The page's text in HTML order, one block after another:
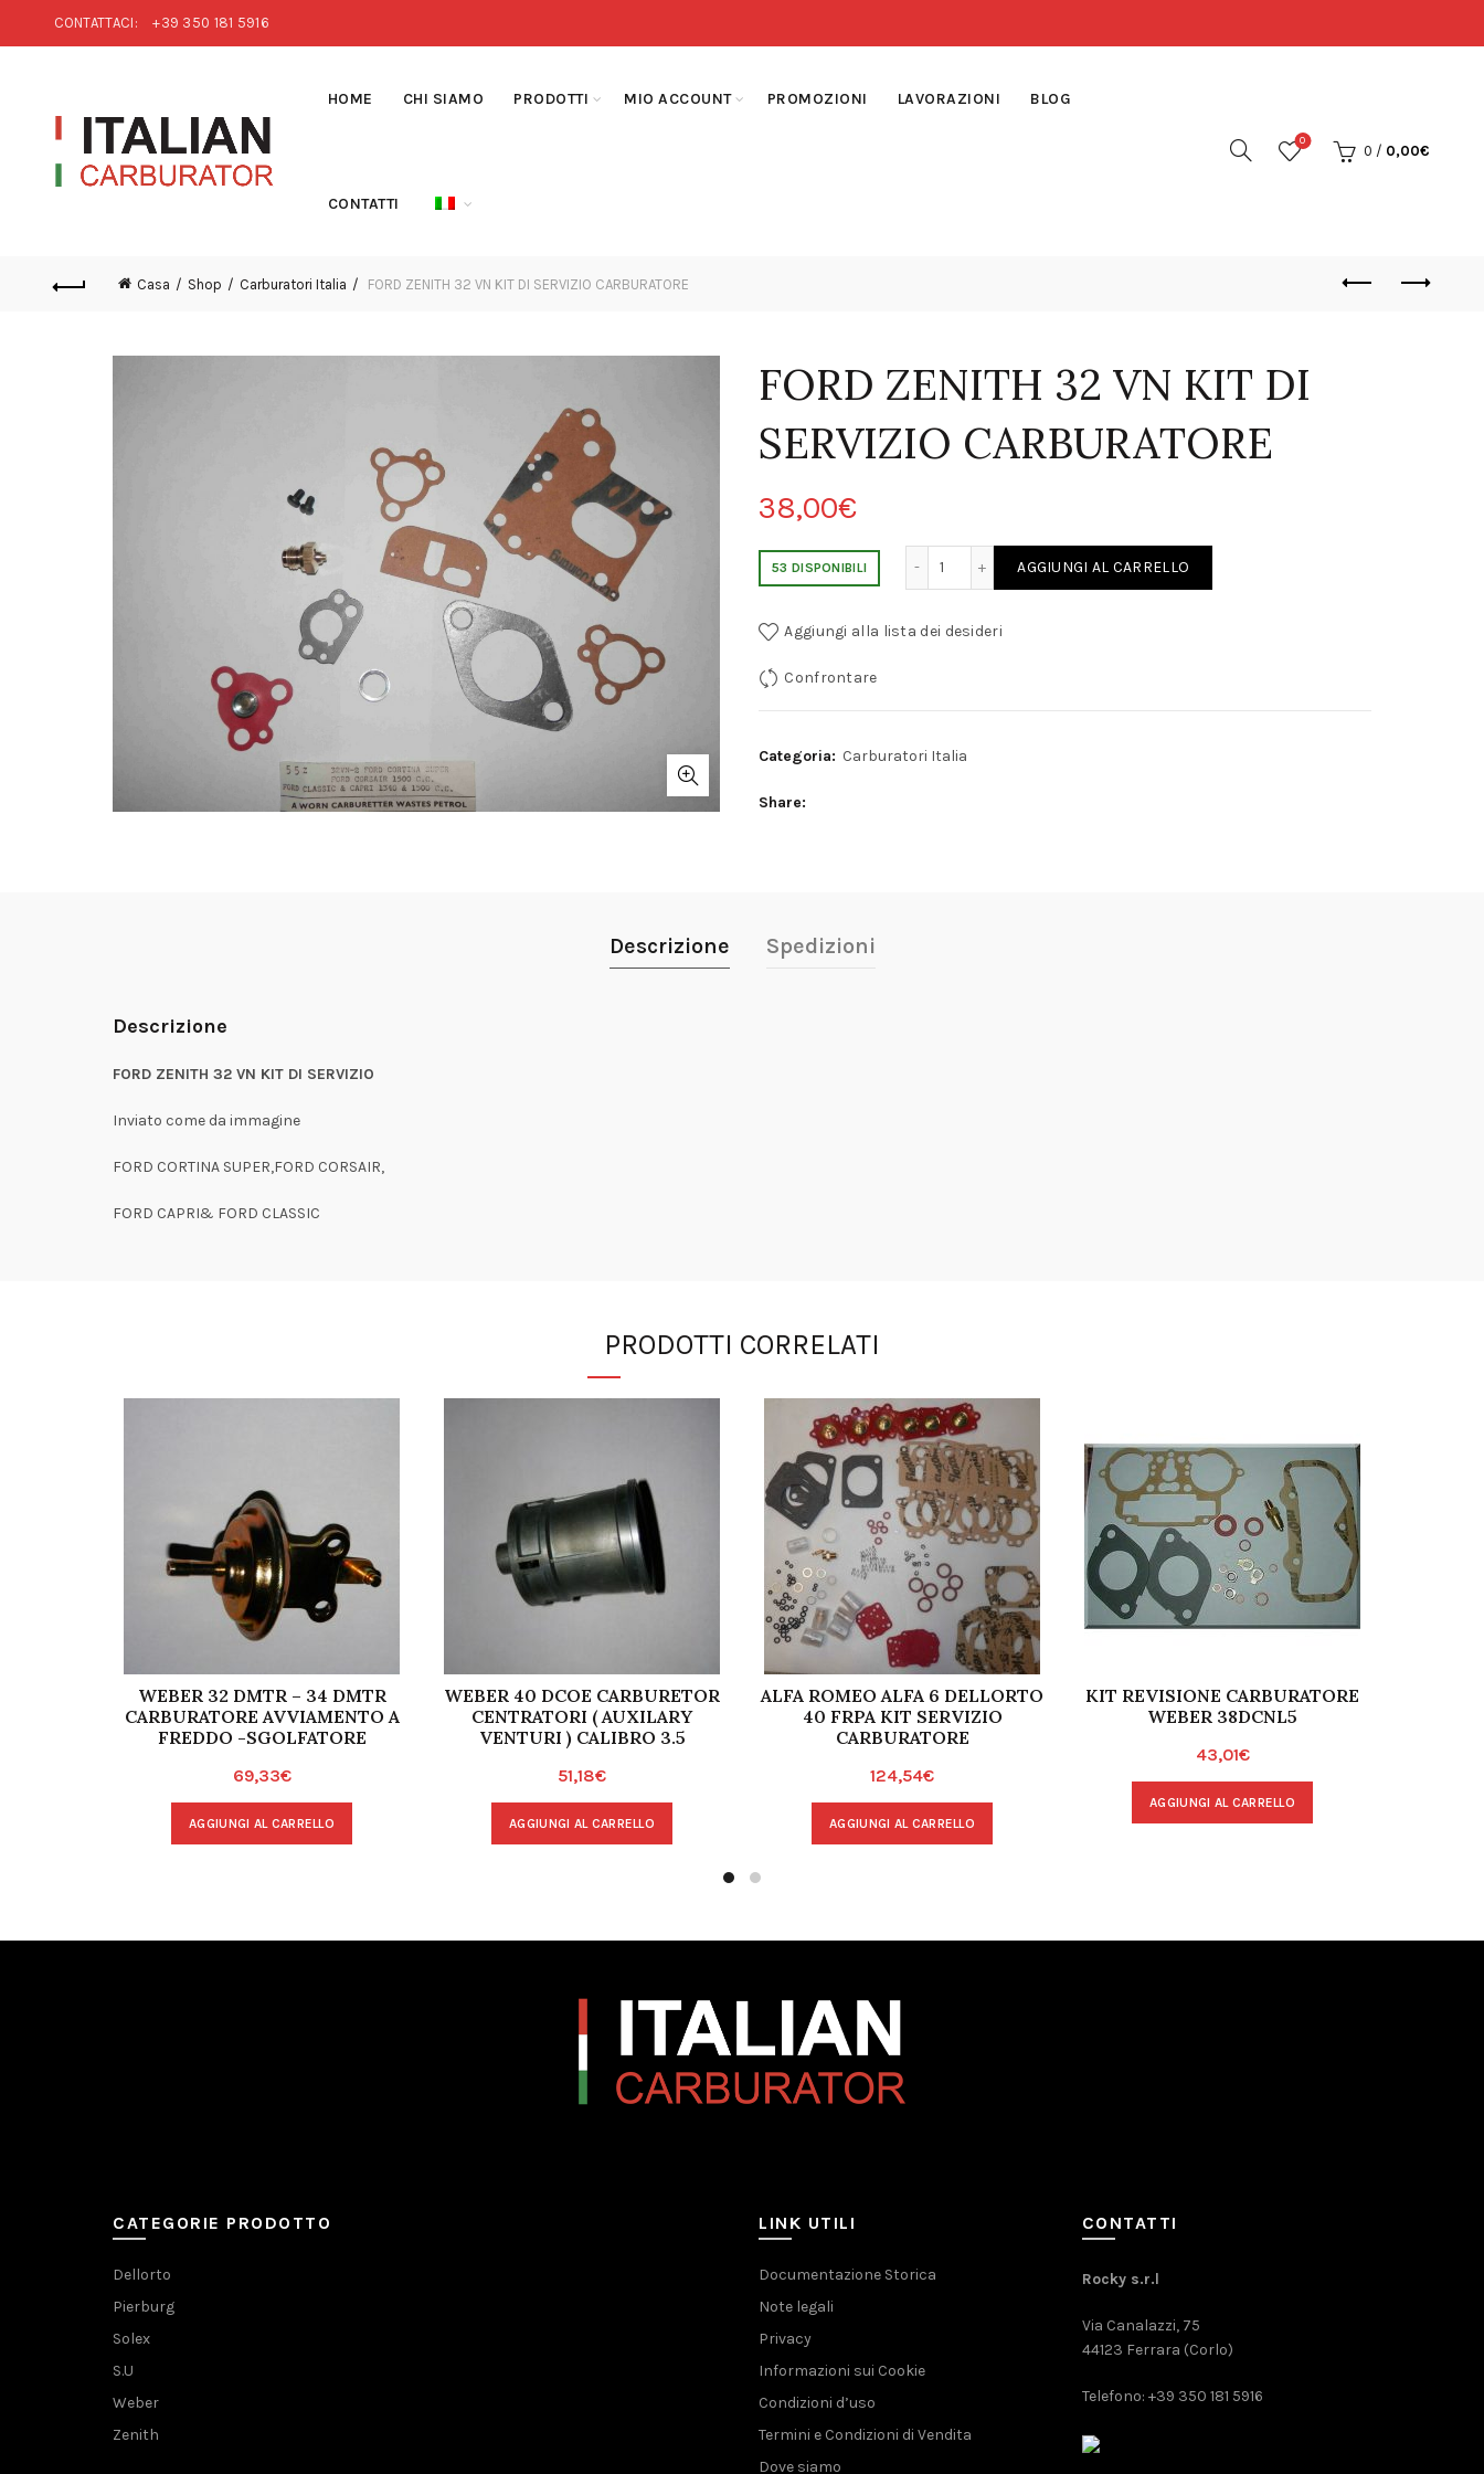
CONTATTACI: +39 350 181 5916
HOME CHI SIAMO PRODOTTI MIO ACCOUNT PROMOZIONI LAVORAZIONI BLOG
CONTATTI
0
0 / 0,00€
Casa Shop Carburatori Italia FORD ZENITH 32 VN KIT DI SERVIZIO CARBURATORE
FORD ZENITH 32 VN KIT DI
SERVIZIO CARBURATORE
38,00€
53 DISPONIBILI
FORD ZENITH 32 VN KIT DI SERVIZIO CARBURATORE quantity
AGGIUNGI AL CARRELLO
Aggiungi alla lista dei desideri
Confrontare
Categoria: Carburatori Italia
Share
Descrizione Spedizioni
Descrizione
FORD ZENITH 32 VN KIT DI SERVIZIO
Inviato come da immagine
FORD CORTINA SUPER,FORD CORSAIR,
FORD CAPRI& FORD CLASSIC
PRODOTTI CORRELATI
WEBER 32 DMTR – 34 DMTR
CARBURATORE AVVIAMENTO A
FREDDO -SGOLFATORE
69,33€
AGGIUNGI AL CARRELLO
WEBER 40 DCOE CARBURETOR
CENTRATORI ( AUXILARY
VENTURI ) CALIBRO 3.5
51,18€
AGGIUNGI AL CARRELLO
ALFA ROMEO ALFA 6 DELLORTO
40 FRPA KIT SERVIZIO
CARBURATORE
124,54€
AGGIUNGI AL CARRELLO
KIT REVISIONE CARBURATORE
WEBER 38DCNL5
43,01€
AGGIUNGI AL CARRELLO
CATEGORIE PRODOTTO
Dellorto
Pierburg
Solex
S.U
Weber
Zenith
LINK UTILI
Documentazione Storica
Note legali
Privacy
Informazioni sui Cookie
Condizioni d’uso
Termini e Condizioni di Vendita
Dove siamo
CONTATTI
Rocky s.r.l
Via Canalazzi, 75
44123 Ferrara (Corlo)
Telefono: +39 350 181 5916